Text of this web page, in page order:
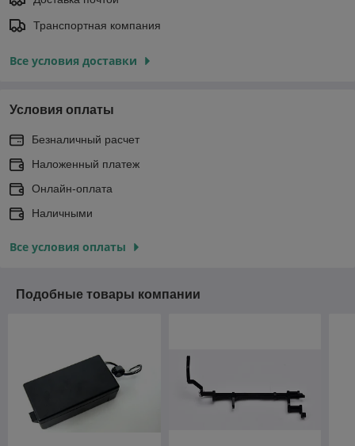
Транспортная компания
Все условия доставки
Условия оплаты
Безналичный расчет
Наложенный платеж
Онлайн-оплата
Наличными
Все условия оплаты
Подобные товары компании